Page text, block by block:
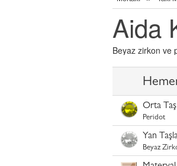
Aida
Beyaz zirkon ve
Orta Taş
Peridot
Yan
Beyaz